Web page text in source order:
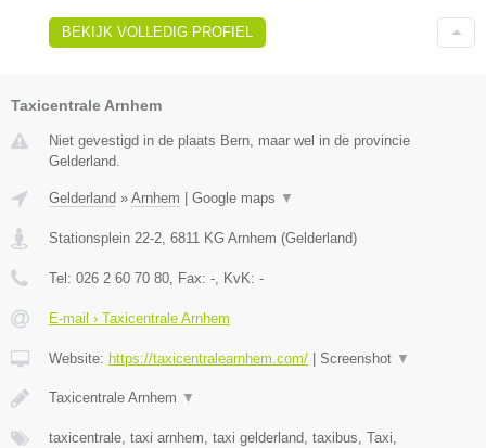
BEKIJK VOLLEDIG PROFIEL
Taxicentrale Arnhem
Niet gevestigd in de plaats Bern, maar wel in de provincie
Gelderland.
Gelderland » Arnhem Google maps ▼
Stationsplein 22-2, 6811 KG Arnhem (Gelderland)
Tel: 026 2 60 70 80, Fax: -, KvK: -
E-mail › Taxicentrale Arnhem
Website: https://taxicentralearnhem.com/ Screenshot ▼
Taxicentrale Arnhem ▼
taxicentrale, taxi arnhem, taxi gelderland, taxibus, Taxi,